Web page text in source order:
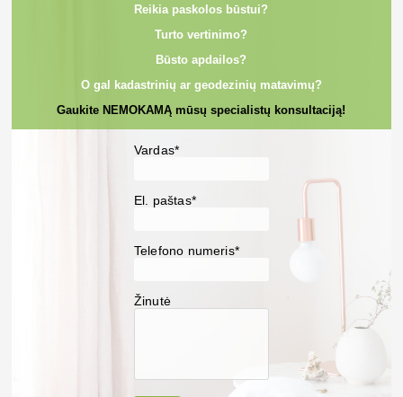
Reikia paskolos būstui?
Turto vertinimo?
Būsto apdailos?
O gal kadastrinių ar geodezinių matavimų?
Gaukite NEMOKAMĄ mūsų specialistų konsultaciją!
Vardas*
El. paštas*
Telefono numeris*
Žinutė